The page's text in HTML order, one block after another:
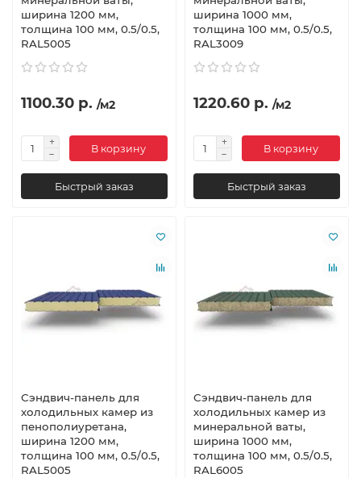
ширина 1200 мм,
толщина 100 мм, 0.5/0.5,
RAL5005
1100.30 р. /м2
В корзину
Быстрый заказ
ширина 1000 мм,
толщина 100 мм, 0.5/0.5,
RAL3009
1220.60 р. /м2
В корзину
Быстрый заказ
Сэндвич-панель для
холодильных камер из
пенополиуретана,
ширина 1200 мм,
толщина 100 мм, 0.5/0.5,
RAL5005
Сэндвич-панель для
холодильных камер из
минеральной ваты,
ширина 1000 мм,
толщина 100 мм, 0.5/0.5,
RAL6005